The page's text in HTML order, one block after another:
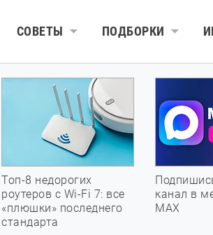
СОВЕТЫ ПОДБОРКИ
Топ-8 недорогих
роутеров с Wi-Fi 7: все
«плюшки» последнего
стандарта
канал в
МАХ